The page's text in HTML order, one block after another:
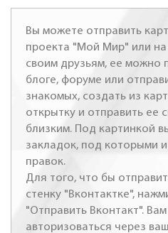
Вы можете отправить
проекта "Мой Мир" или на
своим друзьям, ее можно
блоге, форуме или
знакомых, создать из
открытку и отправить ее
близким. Под картинкой
закладок, под которыми
правок.
Для того, что бы
стенку "Вконтактке",
"Отправить Вконтакт".
авторизоваться через